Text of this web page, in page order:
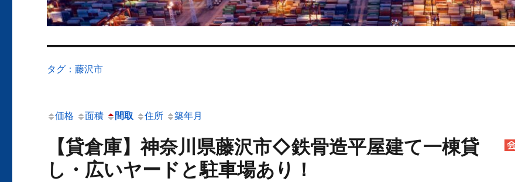
タグ：藤沢市
価格 面積 間取 住所 築年月
【貸倉庫】神奈川県藤沢市◇鉄骨造平屋建て一棟貸
し・広いヤードと駐車場あり！